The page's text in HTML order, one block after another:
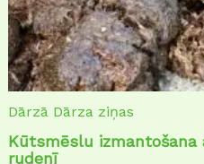
Dārzā Dārza ziņas
Kūtsmēslu izmantošana
rudenī